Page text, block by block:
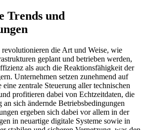
Trends und
die Art und Weise, wie
geplant und betrieben werden,
als auch die Reaktionsfähigkeit der
Unternehmen setzen zunehmend auf
zentrale Steuerung aller technischen
profitieren dabei von Echtzeitdaten, die
sich ändernde Betriebsbedingungen
ergeben sich dabei vor allem in der
in neuartige digitale Systeme sowie in